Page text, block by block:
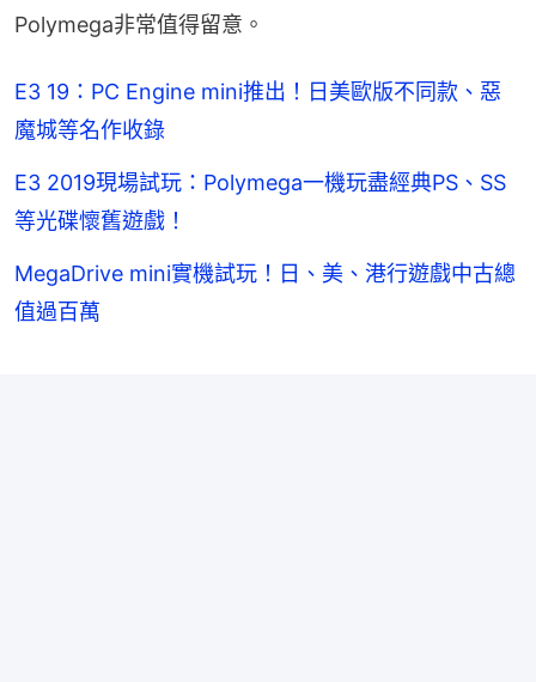
Polymega非常值得留意。
E3 19：PC Engine mini推出！日美歐版不同款、惡
魔城等名作收錄
E3 2019現場試玩：Polymega一機玩盡經典PS、SS
等光碟懷舊遊戲！
MegaDrive mini實機試玩！日、美、港行遊戲中古總
值過百萬